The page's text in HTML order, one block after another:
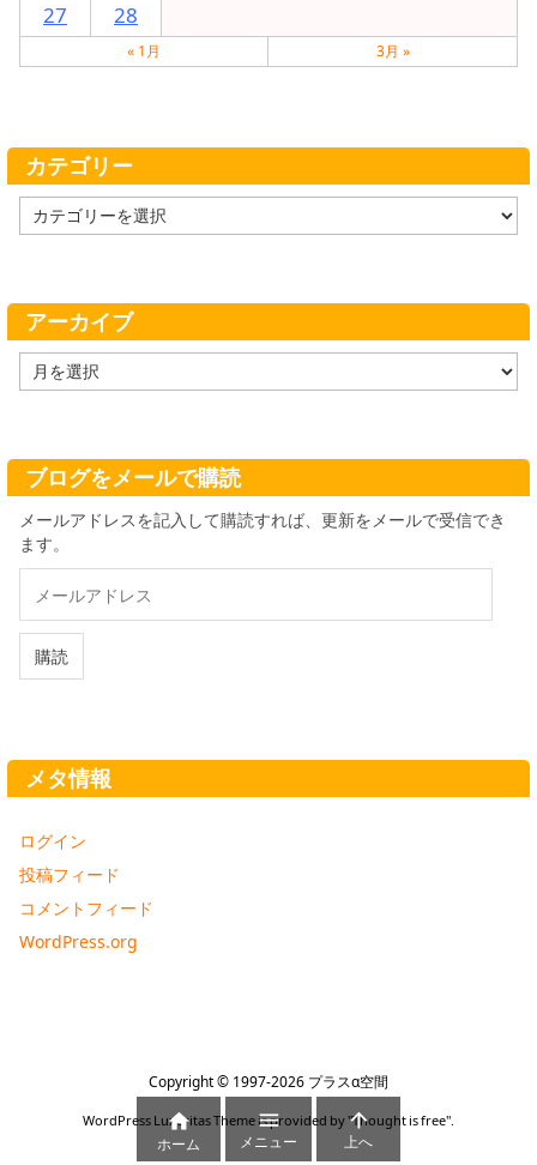
27
28
« 1月 3月 »
カテゴリー
テ
ー
アーカイブ
ー
ブ
ブログをメールで購読
メールアドレスを記入して購読すれば、更新をメールで受信でき
ます。
ル
ド
購読
メタ情報
ログイン
投稿フィード
コメントフィード
WordPress.org
Copyright © 1997-2026 プラスα空間
WordPress Luxeritas Theme is provided by "Thought is free".

ホーム

メニュー

上へ